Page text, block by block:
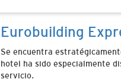
Eurobuilding
Se encuentra
hotel ha sido especialmente
servicio.